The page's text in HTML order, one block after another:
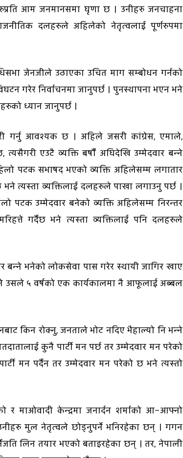
आम जनमानसमा घृणा छ । उनीहरु जनचाहना
दलहरुले अहिलेको नेतृत्वलाई पूर्णरुपमा
जेनजीले उठाएका उचित माग सम्बोधन गर्नको
गरेर निर्वाचनमा जानुपर्छ । पुनस्थापना भएन भने
ध्यान जानुपर्छ ।
गर्नु आवश्यक छ । अहिले जसरी कांग्रेस, एमाले,
एउटै व्यक्ति बर्षाैं अघिदेखि उम्मेदवार बन्ने
पटक सभाषद भएको व्यक्ति अहिलेसम्म लगातार
भने त्यस्ता व्यक्तिलाई दलहरुले पाखा लगाउनु पर्छ ।
पटक उम्मेदवार बनेको व्यक्ति अहिलेसम्म निरन्तर
गर्दैछ भने त्यस्ता व्यक्तिलाई पनि दलहरुले
बन्ने भनेको लोकसेवा पास गरेर स्थायी जागिर खाए
उसले ५ वर्षको एक कार्यकालमा नै आफूलाई अब्बल
किन रोक्नु, जनताले भोट नदिए भैहाल्यो नि भन्ने
कुनै पार्टी मन पर्छ तर उम्मेदवार मन परेको
मन पर्दैन तर उम्मेदवार मन परेको छ भने त्यस्तो
र माओवादी केन्द्रमा जनार्दन शर्माको आ–आफ्नो
मुल नेतृत्वले छोड्नुपर्ने भनिरहेका छन् । गगन
लिन तयार भएको बताइरहेका छन् । तर, नेपाली